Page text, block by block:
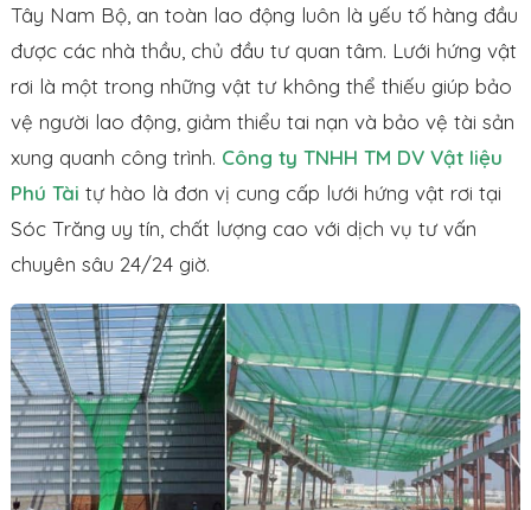
Tây Nam Bộ, an toàn lao động luôn là yếu tố hàng đầu
được các nhà thầu, chủ đầu tư quan tâm. Lưới hứng vật
rơi là một trong những vật tư không thể thiếu giúp bảo
vệ người lao động, giảm thiểu tai nạn và bảo vệ tài sản
xung quanh công trình. Công ty TNHH TM DV Vật liệu
Phú Tài tự hào là đơn vị cung cấp lưới hứng vật rơi tại
Sóc Trăng uy tín, chất lượng cao với dịch vụ tư vấn
chuyên sâu 24/24 giờ.